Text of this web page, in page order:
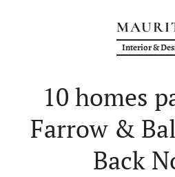
Interior &
10 homes
Farrow &
Back